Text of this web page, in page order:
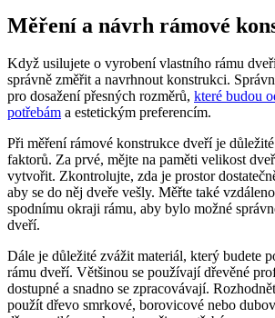
Měření a návrh rámové
Když usilujete o vyrobení vlastního rámu
správně změřit a navrhnout konstrukci.
pro dosažení přesných rozměrů, které budou
potřebám a estetickým preferencím.
Při měření rámové konstrukce dveří je
faktorů. Za prvé, mějte na paměti velikost
vytvořit. Zkontrolujte, zda je prostor
aby se do něj dveře vešly. Měřte také
spodnímu okraji rámu, aby bylo možné
dveří.
Dále je důležité zvážit materiál, který budete
rámu dveří. Většinou se používají dřevěné
dostupné a snadno se zpracovávají.
použít dřevo smrkové, borovicové nebo